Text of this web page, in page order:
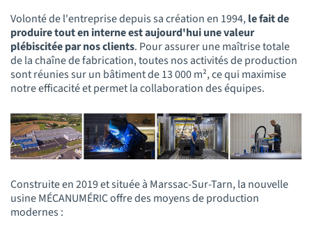
Volonté de l'entreprise depuis sa création en 1994,le fait de
produire tout en interne est aujourd'hui une valeur
plébiscitée par nos clients. Pour assurer une maîtrise totale
de la chaîne de fabrication, toutes nos activités de production
sont réunies sur un bâtiment de 13 000 m², ce qui maximise
notre efficacité et permet la collaboration des équipes.
Construite en 2019 et située à Marssac-Sur-Tarn, la nouvelle
usine MÉCANUMÉRIC offre des moyens de production
modernes :